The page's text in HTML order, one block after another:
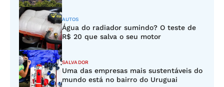
AUTOS
Água do radiador sumindo? O teste de
R$ 20 que salva o seu motor
SALVADOR
Uma das empresas mais sustentáveis do
mundo está no bairro do Uruguai